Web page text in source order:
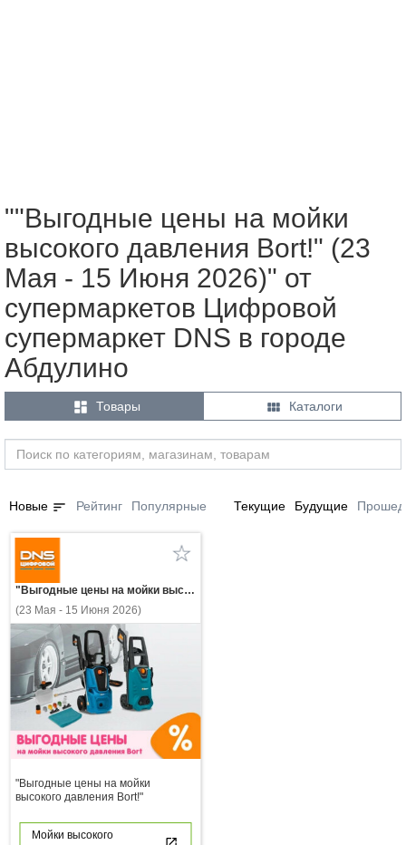
""Выгодные цены на мойки
высокого давления Bort!" (23
Мая - 15 Июня 2026)" от
супермаркетов Цифровой
супермаркет DNS в городе
Абдулино
 Товары  Каталоги
Новые sort Рейтинг Популярные Текущие Будущие
"Выгодные цены на мойки высокого давления Bort!"
(23 Мая - 15 Июня 2026)
"Выгодные цены на мойки
высокого давления Bort!"
Мойки высокого